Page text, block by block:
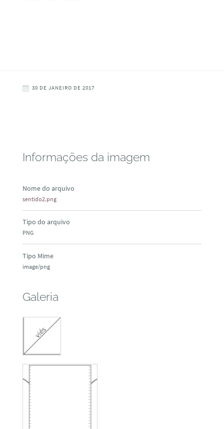
30 DE JANEIRO DE 2017
Informações da imagem
Nome do arquivo
sentido2.png
Tipo do arquivo
PNG
Tipo Mime
image/png
Galeria